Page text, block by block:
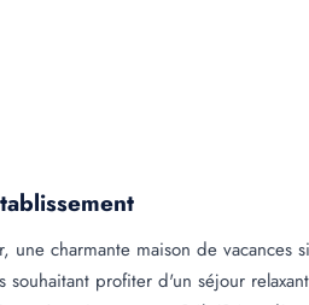
une charmante maison de vacances
souhaitant profiter d'un séjour